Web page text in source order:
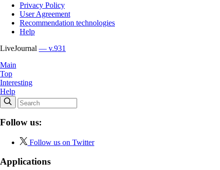
Privacy Policy
User Agreement
Recommendation technologies
Help
LiveJournal — v.931
Main
Top
Interesting
Help
Follow us:
Follow us on Twitter
Applications